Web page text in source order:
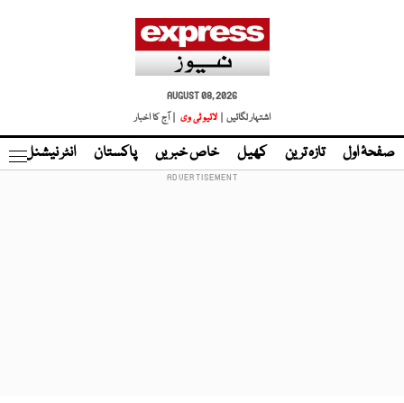
AUGUST 08, 2026
اشتہار لگائیں |
لائیو ٹی وی | آج کا اخبار
صفحۂ اول تازہ ترین کھیل خاص خبریں پاکستان انٹر نیشنل